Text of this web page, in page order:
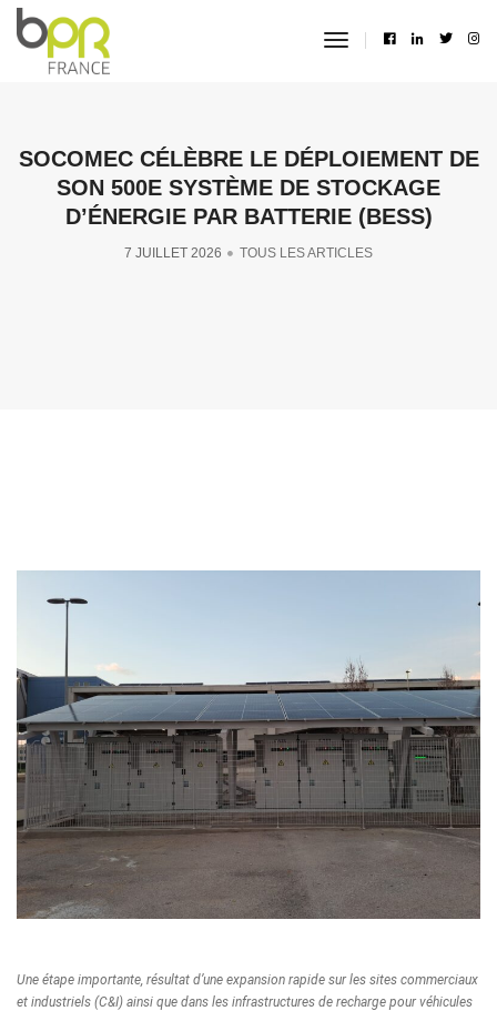
toggle
SOCOMEC CÉLÈBRE LE DÉPLOIEMENT DE
SON 500E SYSTÈME DE STOCKAGE
D’ÉNERGIE PAR BATTERIE (BESS)
7 JUILLET 2026 TOUS LES ARTICLES
Une étape importante, résultat d’une expansion rapide sur les sites commerciaux
et industriels (C&I) ainsi que dans les infrastructures de recharge pour véhicules